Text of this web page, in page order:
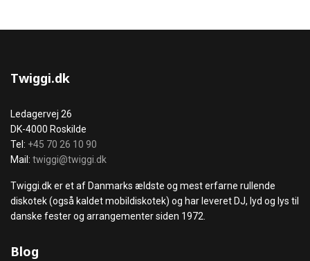
Twiggi.dk
Ledagervej 26
DK-4000 Roskilde
Tel: +45 70 26 10 90
Mail: twiggi@twiggi.dk
Twiggi.dk er et af Danmarks ældste og mest erfarne rullende
diskotek (også kaldet mobildiskotek) og har leveret DJ, lyd og lys til
danske fester og arrangementer siden 1972.
Blog